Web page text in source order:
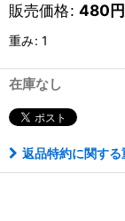
販売価格: 480円
重み: 1
在庫なし
返品特約に関する